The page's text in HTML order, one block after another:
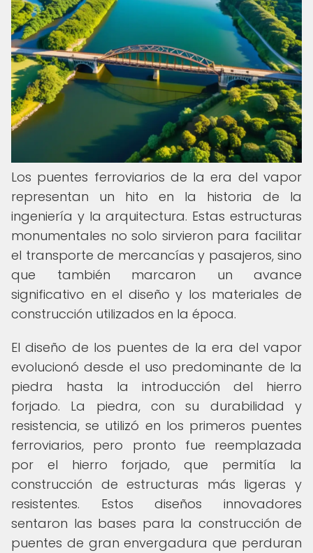
Los puentes ferroviarios de la era del vapor
representan un hito en la historia de la
ingeniería y la arquitectura. Estas estructuras
monumentales no solo sirvieron para facilitar
el transporte de mercancías y pasajeros, sino
que también marcaron un avance
significativo en el diseño y los materiales de
construcción utilizados en la época.
El diseño de los puentes de la era del vapor
evolucionó desde el uso predominante de la
piedra hasta la introducción del hierro
forjado. La piedra, con su durabilidad y
resistencia, se utilizó en los primeros puentes
ferroviarios, pero pronto fue reemplazada
por el hierro forjado, que permitía la
construcción de estructuras más ligeras y
resistentes. Estos diseños innovadores
sentaron las bases para la construcción de
puentes de gran envergadura que perduran